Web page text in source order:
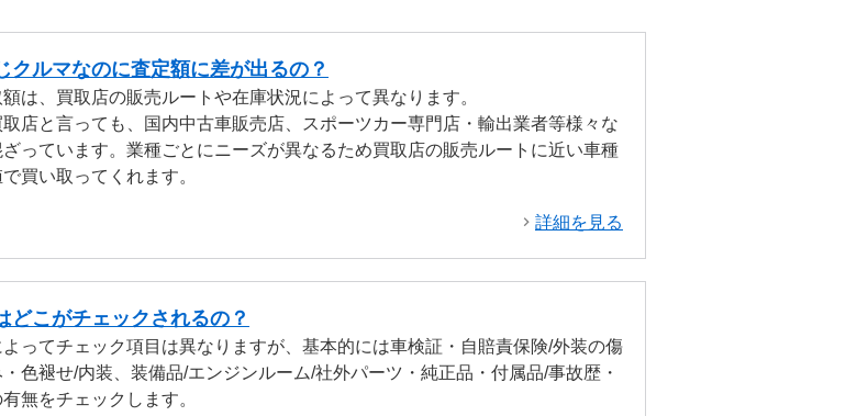
クルマなのに査定額に差が出るの？
は、買取店の販売ルートや在庫状況によって異なります。
店と言っても、国内中古車販売店、スポーツカー専門店・輸出業者等様々な
っています。業種ごとにニーズが異なるため買取店の販売ルートに近い車種
買い取ってくれます。
詳細を見る
どこがチェックされるの？
ってチェック項目は異なりますが、基本的には車検証・自賠責保険/外装の傷
色褪せ/内装、装備品/エンジンルーム/社外パーツ・純正品・付属品/事故歴・
無をチェックします。